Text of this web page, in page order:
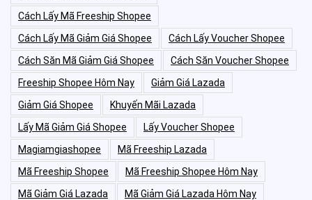
Cách Lấy Mã Freeship Shopee
Cách Lấy Mã Giảm Giá Shopee
Cách Lấy Voucher Shopee
Cách Săn Mã Giảm Giá Shopee
Cách Săn Voucher Shopee
Freeship Shopee Hôm Nay
Giảm Giá Lazada
Giảm Giá Shopee
Khuyến Mãi Lazada
Lấy Mã Giảm Giá Shopee
Lấy Voucher Shopee
Magiamgiashopee
Mã Freeship Lazada
Mã Freeship Shopee
Mã Freeship Shopee Hôm Nay
Mã Giảm Giá Lazada
Mã Giảm Giá Lazada Hôm Nay